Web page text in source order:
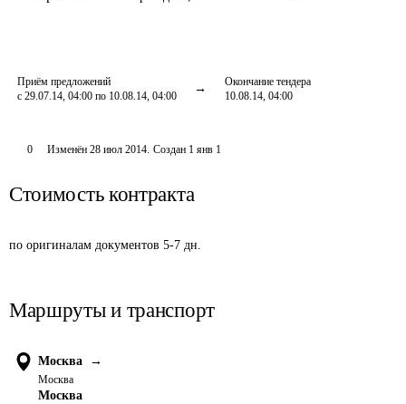
Приём предложений
с 29.07.14, 04:00 по 10.08.14, 04:00
Окончание тендера
10.08.14, 04:00
0 Изменён 28 июл 2014. Создан 1 янв 1
Стоимость контракта
по оригиналам документов 5-7 дн.
Маршруты и транспорт
Москва →
Москва
Москва